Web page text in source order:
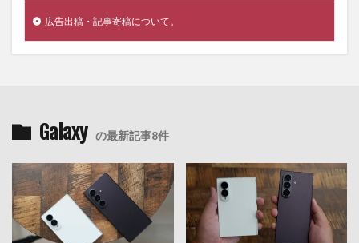
広告出稿・記事寄稿について。
Galaxy の最新記事8件